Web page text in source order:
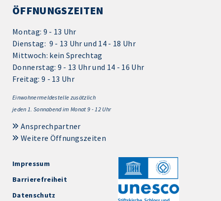
ÖFFNUNGSZEITEN
Montag: 9 - 13 Uhr
Dienstag: 9 - 13 Uhr und 14 - 18 Uhr
Mittwoch: kein Sprechtag
Donnerstag: 9 - 13 Uhr und 14 - 16 Uhr
Freitag: 9 - 13 Uhr
Einwohnermeldestelle zusätzlich
jeden 1. Sonnabend im Monat 9 - 12 Uhr
Ansprechpartner
Weitere Öffnungszeiten
Impressum
Barrierefreiheit
Datenschutz